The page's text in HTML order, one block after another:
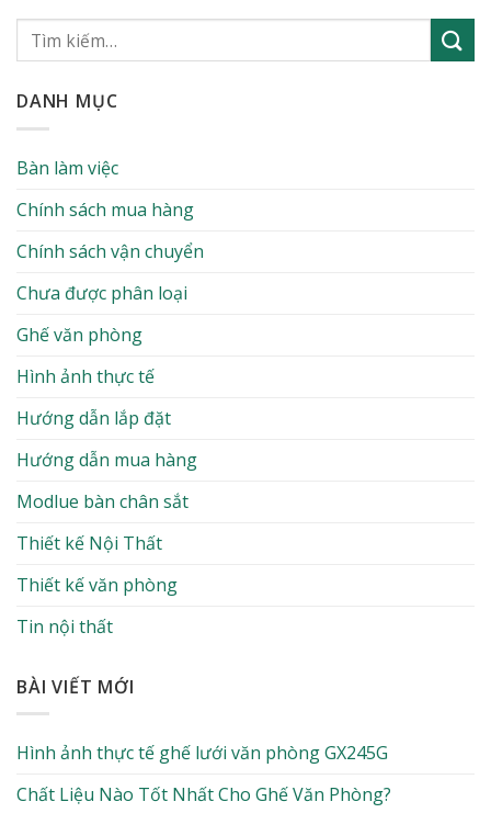
DANH MỤC
Bàn làm việc
Chính sách mua hàng
Chính sách vận chuyển
Chưa được phân loại
Ghế văn phòng
Hình ảnh thực tế
Hướng dẫn lắp đặt
Hướng dẫn mua hàng
Modlue bàn chân sắt
Thiết kế Nội Thất
Thiết kế văn phòng
Tin nội thất
BÀI VIẾT MỚI
Hình ảnh thực tế ghế lưới văn phòng GX245G
Chất Liệu Nào Tốt Nhất Cho Ghế Văn Phòng?